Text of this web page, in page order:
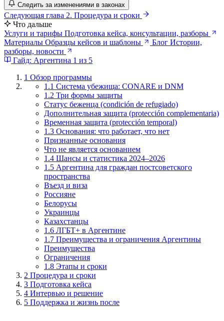
Следить за изменениями в законах
Следующая глава 2. Процедура и сроки
Что дальше
Услуги и тарифы Подготовка кейса, консультации, разборы
Материалы Образцы кейсов и шаблоны Блог Истории,
разборы, новости
Гайд: Аргентина 1 из 5
1 Обзор программы
1.1 Система убежища: CONARE и DNM
1.2 Три формы защиты
Статус беженца (condición de refugiado)
Дополнительная защита (protección complementaria)
Временная защита (protección temporal)
1.3 Основания: что работает, что нет
Признанные основания
Что не является основанием
1.4 Шансы и статистика 2024–2026
1.5 Аргентина для граждан постсоветского
пространства
Въезд и виза
Россияне
Белорусы
Украинцы
Казахстанцы
1.6 ЛГБТ+ в Аргентине
1.7 Преимущества и ограничения Аргентины
Преимущества
Ограничения
1.8 Этапы и сроки
2 Процедура и сроки
3 Подготовка кейса
4 Интервью и решение
5 Поддержка и жизнь после